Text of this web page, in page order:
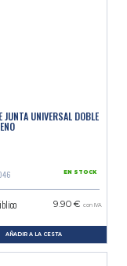
JUNTA UNIVERSAL DOBLE
EN STOCK
9.90 € con IVA
AÑADIR A LA CESTA